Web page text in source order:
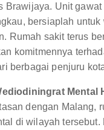
Unit gawat
bersiaplah untuk
Rumah sakit terus
komitmennya
berbagai penjuru
Mental
dengan Malang,
di wilayah tersebut.